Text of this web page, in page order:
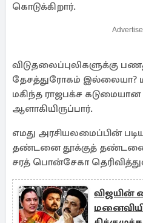
கொடுக்கிறார்.
விடுதலைப்புலிகளுக்கு
தேசத்துரோகம் இல்லையா?
மகிந்த ராஜபக்ச
ஆளாகியிருப்பார்.
எமது அரசியலமைப்பின்
தண்டனை தூக்குத்
சரத் பொன்சேகா
விஜயின்